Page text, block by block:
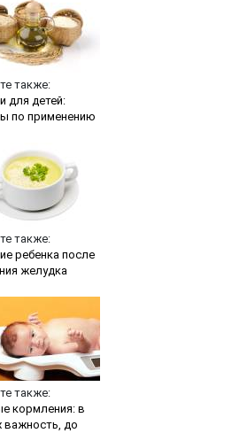
также:
для детей:
по применению
также:
ребенка после
желудка
также:
кормления: в
важность, до